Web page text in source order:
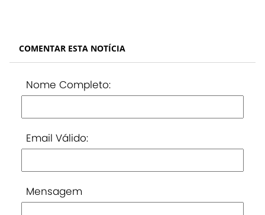
COMENTAR ESTA NOTÍCIA
Nome Completo:
Email Válido:
Mensagem